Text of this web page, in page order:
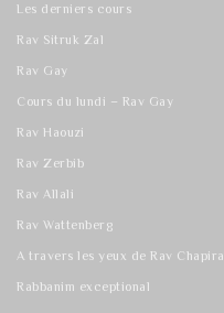
Les derniers cours
Rav Sitruk Zal
Rav Gay
Cours du lundi – Rav Gay
Rav Haouzi
Rav Zerbib
Rav Allali
Rav Wattenberg
A travers les yeux de Rav Chapira
Rabbanim exceptional